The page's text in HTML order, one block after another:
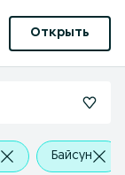
Открыть
Байсун